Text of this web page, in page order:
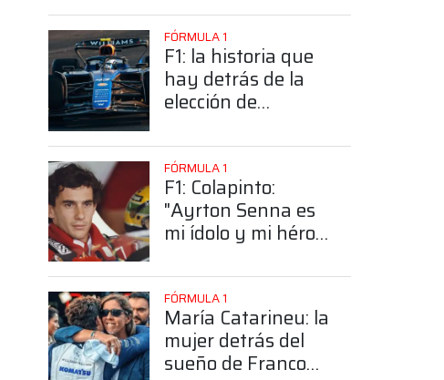
posición de
Colapinto
FÓRMULA 1
F1: la historia que
hay detrás de la
elección de
número 43
FÓRMULA 1
F1: Colapinto:
"Ayrton Senna es
mi ídolo y mi héroe
FÓRMULA 1
María Catarineu: la
mujer detrás del
sueño de Franco